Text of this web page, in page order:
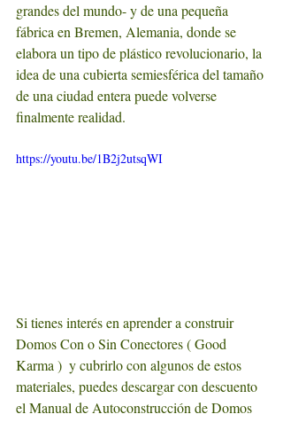
grandes del mundo- y de una pequeña
fábrica en Bremen, Alemania, donde se
elabora un tipo de plástico revolucionario, la
idea de una cubierta semiesférica del tamaño
de una ciudad entera puede volverse
finalmente realidad.
https://youtu.be/1B2j2utsqWI
Si tienes interés en aprender a construir
Domos Con o Sin Conectores ( Good
Karma )  y cubrirlo con algunos de estos
materiales, puedes descargar con descuento
el Manual de Autoconstrucción de Domos